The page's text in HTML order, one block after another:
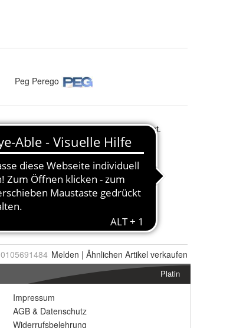
Peg Perego
0105691484 Melden | Ähnlichen Artikel verkaufen
Platin
Impressum
AGB & Datenschutz
Widerrufsbelehrung